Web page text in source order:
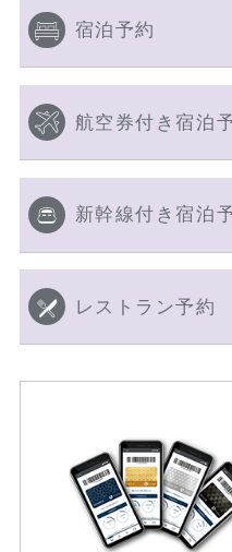
宿泊予約
航空券付き宿泊
新幹線付き宿泊
レストラン予約